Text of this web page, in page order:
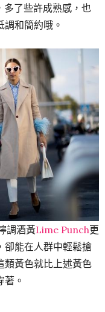
了些許成熟感，也
和簡約哦。
調酒黃Lime Punch更
卻能在人群中輕鬆搶
類黃色就比上述黃色
。